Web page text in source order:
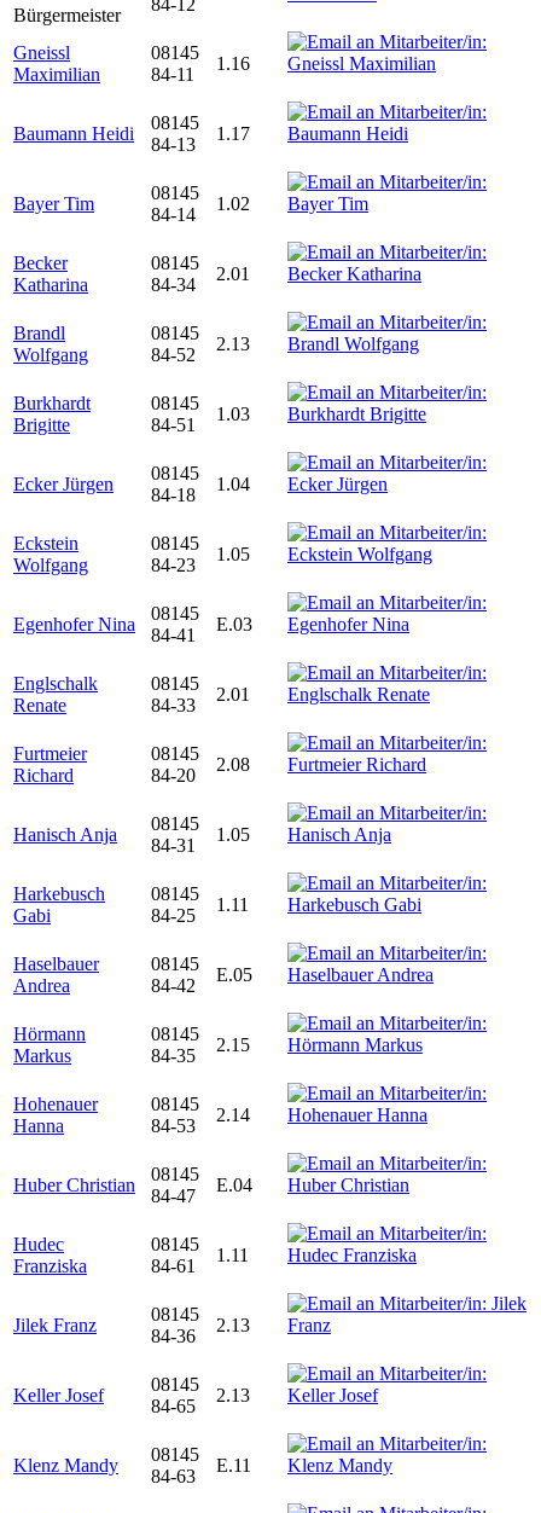
Bürgermeister
84-12
Gneissl
Maximilian
08145
84-11
1.16
Baumann Heidi
08145
84-13
1.17
Bayer Tim
08145
84-14
1.02
Becker
Katharina
08145
84-34
2.01
Brandl
Wolfgang
08145
84-52
2.13
Burkhardt
Brigitte
08145
84-51
1.03
Ecker Jürgen
08145
84-18
1.04
Eckstein
Wolfgang
08145
84-23
1.05
Egenhofer Nina
08145
84-41
E.03
Englschalk
Renate
08145
84-33
2.01
Furtmeier
Richard
08145
84-20
2.08
Hanisch Anja
08145
84-31
1.05
Harkebusch
Gabi
08145
84-25
1.11
Haselbauer
Andrea
08145
84-42
E.05
Hörmann
Markus
08145
84-35
2.15
Hohenauer
Hanna
08145
84-53
2.14
Huber Christian
08145
84-47
E.04
Hudec
Franziska
08145
84-61
1.11
Jilek Franz
08145
84-36
2.13
Keller Josef
08145
84-65
2.13
Klenz Mandy
08145
84-63
E.11